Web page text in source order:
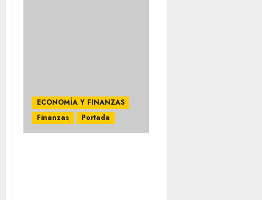
ECONOMÍA Y FINANZAS
Finanzas
Portada